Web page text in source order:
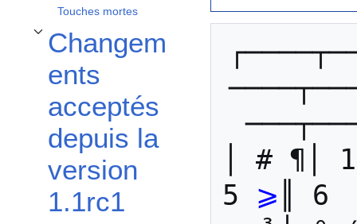
Touches mortes
Changem
ents
acceptés
depuis la
version
1.1rc1
Afficher / masquer la sous-section Changements acceptés depuis la version
│ # ¶│
5 ⩾ ║ 6